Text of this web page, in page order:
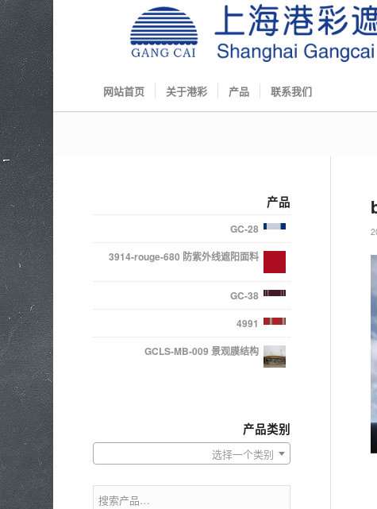
网站首页 关于港彩 产品 联系我们
产品
GC-28
3914-rouge-680 防紫外线遮阳面料
GC-38
4991
GCLS-MB-009 景观膜结构
产品类别
选择一个类别